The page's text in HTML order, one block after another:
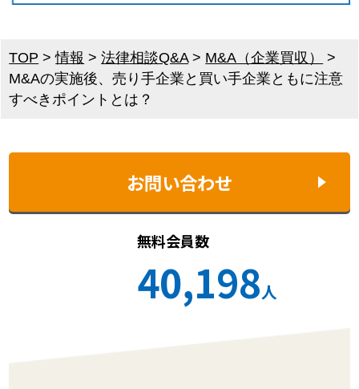
TOP >情報 >法律相談Q&A> M&A（企業買収）
>
M&Aの実施後、売り手企業と買い手企業ともに注意
すべきポイントとは？
お問い合わせ
無料会員数
40,198人